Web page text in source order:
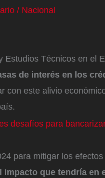
/ Nacional
Técnicos en el
de interés en los
con este alivio
desafíos para
para mitigar los
impacto que tendría en